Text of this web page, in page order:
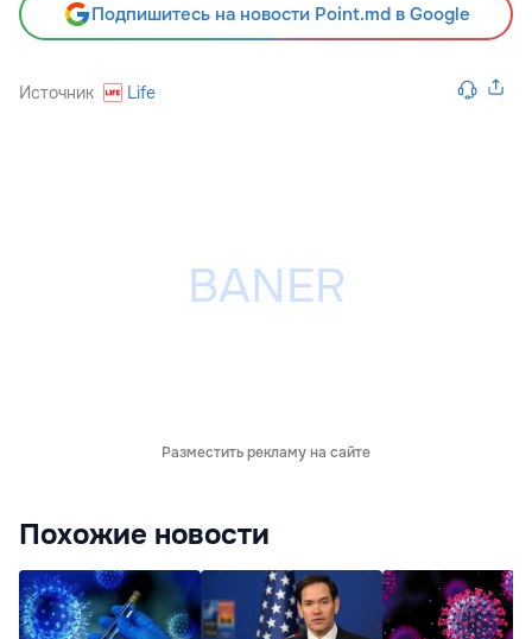
Подпишитесь на новости Point.md в Google
Источник Life
Разместить рекламу на сайте
Похожие новости